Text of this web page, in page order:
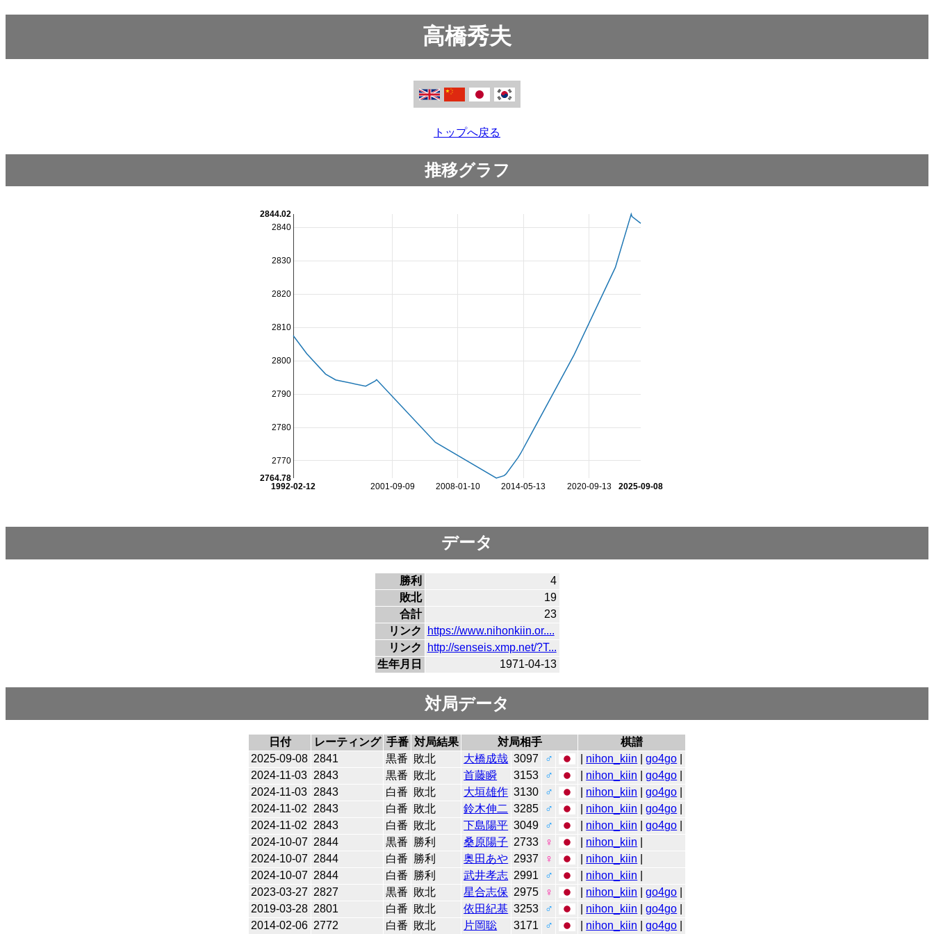
高橋秀夫
トップへ戻る
推移グラフ
2001-09-09 2008-01-10 2014-05-13 2020-09-13
1992-02-12 2025-09-08
2770
2780
2790
2800
2810
2820
2830
2840
2764.78
2844.02
データ
勝利
4
敗北
19
合計
23
リンク
https://www.nihonkiin.or....
リンク
http://senseis.xmp.net/?T...
生年月日
1971-04-13
対局データ
日付 レーティング 手番 対局結果 対局相手
棋譜
2025-09-08 2841 黒番 敗北 大橋成哉 3097 ♂ nihon_kiin |go4go
2024-11-03 2843 黒番 敗北 首藤瞬 3153 ♂ nihon_kiin |go4go
2024-11-03 2843 白番 敗北 大垣雄作 3130 ♂ nihon_kiin |go4go
2024-11-02
2843 白番 敗北 鈴木伸二 3285 ♂ nihon_kiin |go4go
2024-11-02
2843 白番 敗北 下島陽平 3049 ♂ nihon_kiin |go4go
2024-10-07 2844 黒番 勝利 桑原陽子 2733 ♀ nihon_kiin
2024-10-07 2844 白番 勝利 奥田あや 2937 ♀ nihon_kiin
2024-10-07 2844 白番 勝利 武井孝志 2991 ♂ nihon_kiin
2023-03-27 2827 黒番 敗北 星合志保 2975 ♀ nihon_kiin |go4go
2019-03-28 2801 白番 敗北 依田紀基 3253 ♂ nihon_kiin |go4go
2014-02-06 2772 白番 敗北 片岡聡 3171 ♂ nihon_kiin |go4go